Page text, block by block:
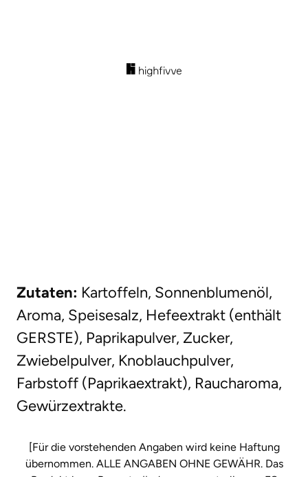
Zutaten: Kartoffeln, Sonnenblumenöl,
Aroma, Speisesalz, Hefeextrakt (enthält
GERSTE), Paprikapulver, Zucker,
Zwiebelpulver, Knoblauchpulver,
Farbstoff (Paprikaextrakt), Raucharoma,
Gewürzextrakte.
[Für die vorstehenden Angaben wird keine Haftung
übernommen. ALLE ANGABEN OHNE GEWÄHR. Das